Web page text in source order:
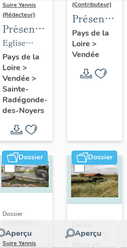
Suire Yannis
(Rédacteur)
Présentation
des
objets
mobiliers
de
l'église
de
Sainte-
Radégonde-
des-
Noyers
Eglise
paroissiale
Sainte
Radegonde
de Sainte-
Radégonde-
des-Noyers
Pays de la
Loire >
Vendée >
Sainte-
Radégonde-
des-Noyers
(Contributeur)
du
territoire
de la
Vallée de
poitevin
Pays de la
Loire >
Vendée
Dossier
Aperçu
Dossier
Réalisé par
Suire Yannis
Dossier
Aperçu
IM85000675 |